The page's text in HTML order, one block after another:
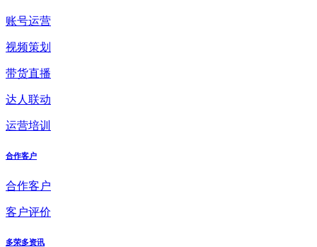
账号运营
视频策划
带货直播
达人联动
运营培训
合作客户
合作客户
客户评价
多荣多资讯